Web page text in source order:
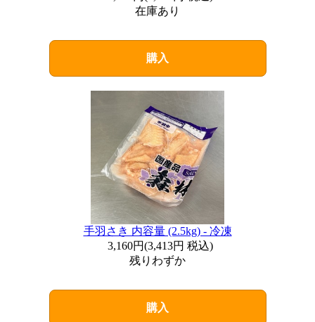
在庫あり
購入
手羽さき 内容量 (2.5kg) - 冷凍
3,160円(3,413円 税込)
残りわずか
購入